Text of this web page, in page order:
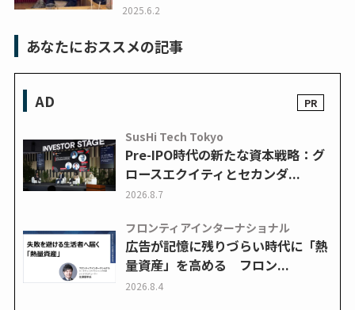
2025.6.2
あなたにおススメの記事
AD
SusHi Tech Tokyo
Pre-IPO時代の新たな資本戦略：グ
ロースエクイティとセカンダ...
2026.8.7
フロンティアインターナショナル
広告が記憶に残りづらい時代に「熱
量資産」を高める フロン...
2026.8.4